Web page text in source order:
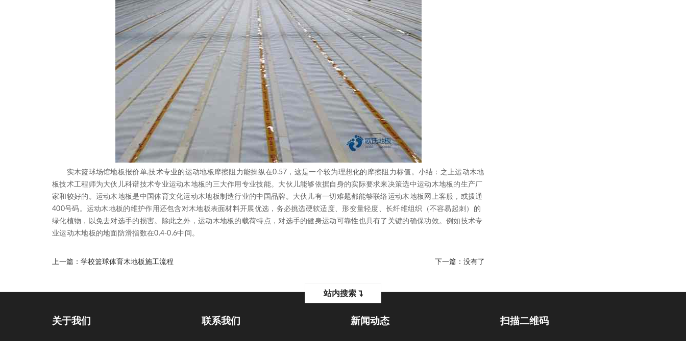
实木篮球场馆地板报价单,技术专业的运动地板摩擦阻力能操纵在0.57，这是一个较为理想化的摩擦阻力标值。小结：之上运动木地
板技术工程师为大伙儿科谱技术专业运动木地板的三大作用专业技能。大伙儿能够依据自身的实际要求来决策选中运动木地板的生产厂
家和较好的。运动木地板是中国体育文化运动木地板制造行业的中国品牌。大伙儿有一切难题都能够联络运动木地板网上客服，或拨通
400号码。运动木地板的维护作用还包含对木地板表面材料开展优选，务必挑选硬软适度、形变量轻度、长纤维组织（不容易起刺）的
绿化植物，以免去对选手的损害。除此之外，运动木地板的载荷特点，对选手的健身运动可靠性也具有了关键的确保功效。例如技术专
业运动木地板的地面防滑指数在0.4-0.6中间。
上一篇： 学校篮球体育木地板施工流程 下一篇：没有了
站内搜索
关于我们 联系我们 新闻动态 扫描二维码